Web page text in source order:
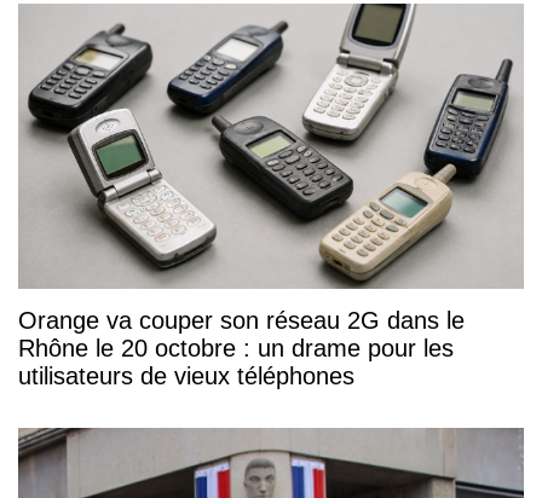
Orange va couper son réseau 2G dans le
Rhône le 20 octobre : un drame pour les
utilisateurs de vieux téléphones